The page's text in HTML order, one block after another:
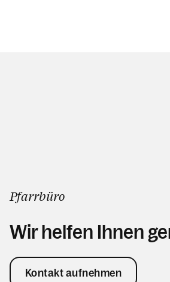
Pfarrbüro
Wir helfen Ihnen
Kontakt aufnehmen